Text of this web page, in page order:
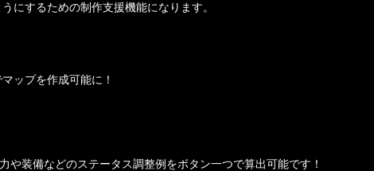
にするための制作支援機能になります。
ップを作成可能に！
装備などのステータス調整例をボタン一つで算出可能です！